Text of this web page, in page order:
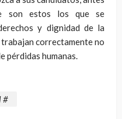
son estos los que se
y dignidad de la
correctamente no
pérdidas humanas.
#